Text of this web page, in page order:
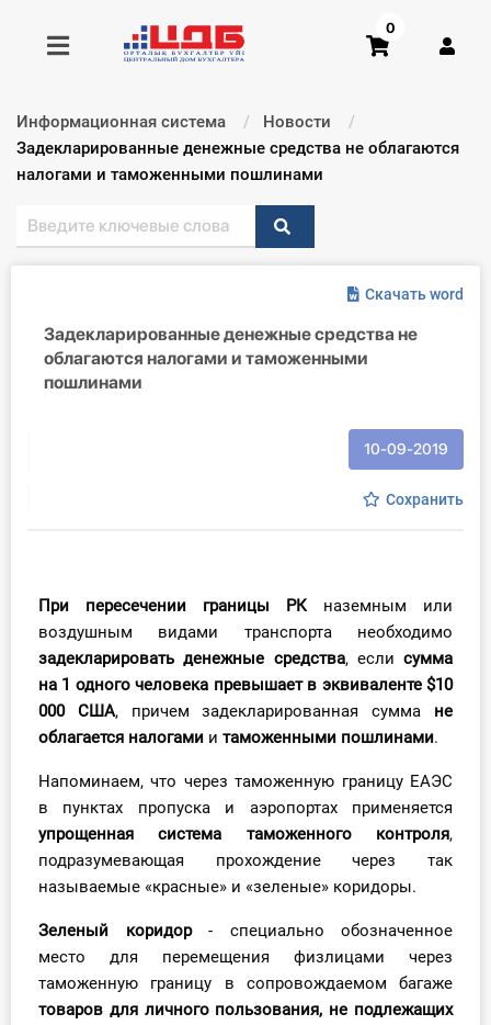
Получить консультацию
Главная ИС
Консультации
Справочник бухгалтера
Участник ВЭД
Практика ИП
Кадры. Труд. Зарплата.
Учет по отраслям
Юридический помощник
Интернет-магазин
0
Информационная система
Новости
Текущий:
Задекларированные денежные средства не облагаются
налогами и таможенными пошлинами
Скачать word
Задекларированные денежные средства не
облагаются налогами и таможенными
пошлинами
10-09-2019
Сохранить
При пересечении границы РКназемным или
воздушным видами транспорта необходимо
задекларировать денежные средства, если сумма
на 1 одного человека превышает в эквиваленте $10
000 США, причем задекларированная сумма не
облагается налогами и таможенными пошлинами.
Напоминаем, что через таможенную границу ЕАЭС
в пунктах пропуска и аэропортах применяется
упрощенная система таможенного контроля,
подразумевающая прохождение через так
называемые «красные» и «зеленые» коридоры.
Зеленый коридор- специально обозначенное
место для перемещения физлицами через
таможенную границу в сопровождаемом багаже
товаров для личного пользования, не подлежащих